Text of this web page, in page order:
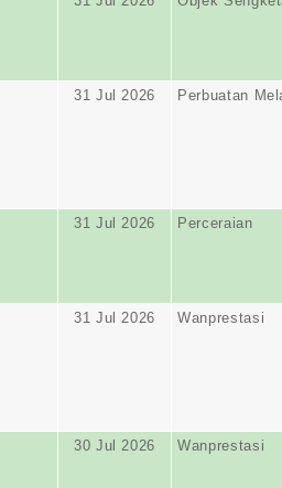
31 Jul 2026 Perbuatan
31 Jul 2026 Perceraian
31 Jul 2026 Wanprestasi
30 Jul 2026 Wanprestasi